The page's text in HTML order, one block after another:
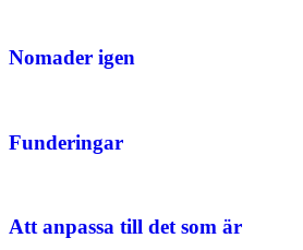
Nomader igen
Funderingar
Att anpassa till det som är